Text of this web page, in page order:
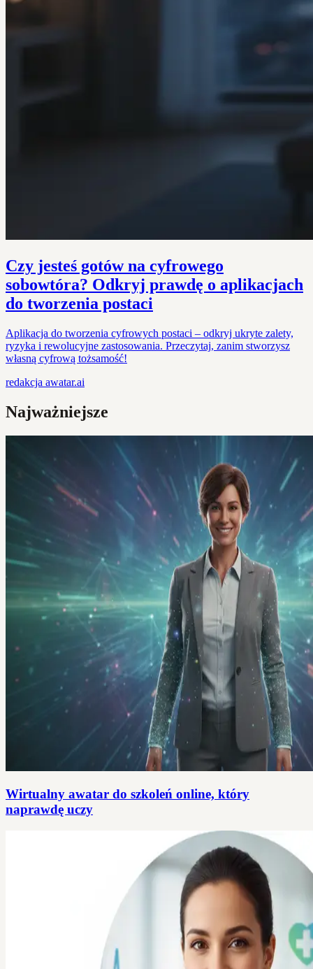
Czy jesteś gotów na cyfrowego
sobowtóra? Odkryj prawdę o aplikacjach
do tworzenia postaci
Aplikacja do tworzenia cyfrowych postaci – odkryj ukryte zalety,
ryzyka i rewolucyjne zastosowania. Przeczytaj, zanim stworzysz
własną cyfrową tożsamość!
redakcja awatar.ai
Najważniejsze
Wirtualny awatar do szkoleń online, który
naprawdę uczy